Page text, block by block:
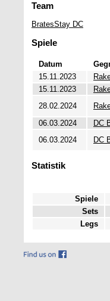
Team
BratesStay DC
Spiele
Datum
15.11.2023
15.11.2023
28.02.2024
06.03.2024
DC
06.03.2024
DC
Statistik
Spiele
Sets
Legs